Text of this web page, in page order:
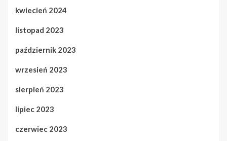
kwiecień 2024
listopad 2023
październik 2023
wrzesień 2023
sierpień 2023
lipiec 2023
czerwiec 2023